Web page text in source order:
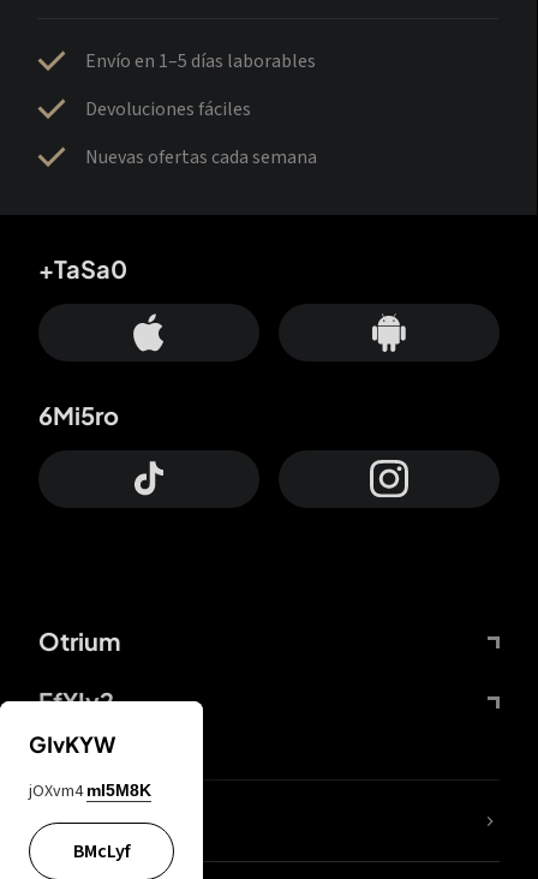
Envío en 1–5 días laborables
Devoluciones fáciles
Nuevas ofertas cada semana
Otrium
FfYIy2
+TaSa0
6Mi5ro
65A04M
GIvKYW
jOXvm4 mI5M8K
BMcLyf